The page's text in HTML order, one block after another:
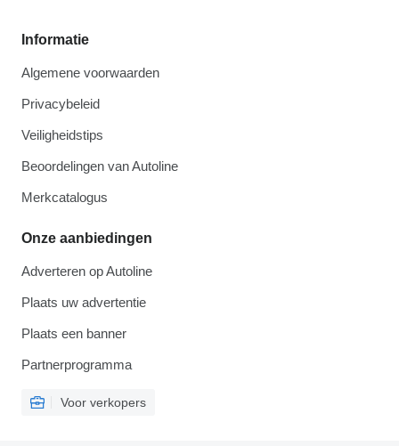
Informatie
Algemene voorwaarden
Privacybeleid
Veiligheidstips
Beoordelingen van Autoline
Merkcatalogus
Onze aanbiedingen
Adverteren op Autoline
Plaats uw advertentie
Plaats een banner
Partnerprogramma
Voor verkopers